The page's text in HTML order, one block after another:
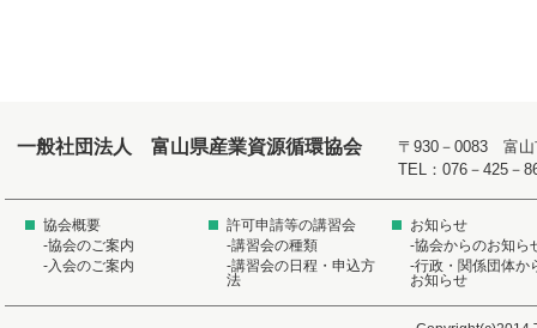
一般社団法人 富山県産業資源循環協会
〒930－0083 富山
TEL：076－425
協会概要
-協会のご案内
-入会のご案内
許可申請等の講習会
-講習会の種類
-講習会の日程・申込方
法
お知らせ
-協会からのお知ら
-行政・関係団体か
お知らせ